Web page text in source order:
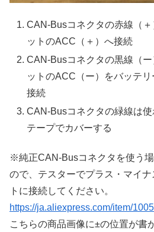
CAN-Busコネクタの赤線（
ットのACC（＋）へ接続
CAN-Busコネクタの黒線（
ットのACC（ー）をバッテ
接続
CAN-Busコネクタの緑線は
テープでカバーする
※純正CAN-Busコネクタを使う
ので、テスターでプラス・マイ
トに接続してください。
https://ja.aliexpress.com/item/
こちらの商品画像に±の位置が書